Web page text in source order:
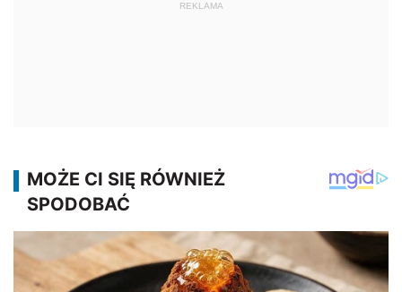
REKLAMA